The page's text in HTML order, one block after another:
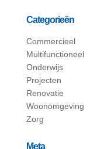
Categorieën
Commercieel
Multifunctioneel
Onderwijs
Projecten
Renovatie
Woonomgeving
Zorg
Meta